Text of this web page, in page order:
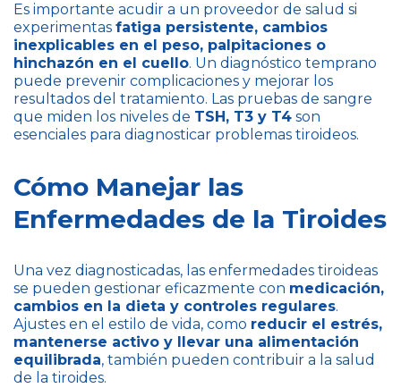
Es importante acudir a un proveedor de salud si
experimentas fatiga persistente, cambios
inexplicables en el peso, palpitaciones o
hinchazón en el cuello. Un diagnóstico temprano
puede prevenir complicaciones y mejorar los
resultados del tratamiento. Las pruebas de sangre
que miden los niveles de TSH, T3 y T4 son
esenciales para diagnosticar problemas tiroideos.
Cómo Manejar las
Enfermedades de la Tiroides
Una vez diagnosticadas, las enfermedades tiroideas
se pueden gestionar eficazmente con medicación,
cambios en la dieta y controles regulares.
Ajustes en el estilo de vida, como reducir el estrés,
mantenerse activo y llevar una alimentación
equilibrada, también pueden contribuir a la salud
de la tiroides.